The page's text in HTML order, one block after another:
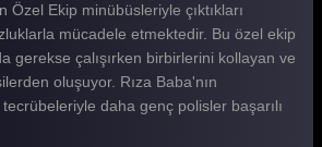
Bölüm
Bölüm
Bölüm
Bölüm
Özel Ekip minübüsleriyle çıktıkları
mücadele etmektedir. Bu özel ekip
gerekse çalışırken birbirlerini kollayan ve
oluşuyor. Rıza Baba'nın
daha genç polisler başarılı